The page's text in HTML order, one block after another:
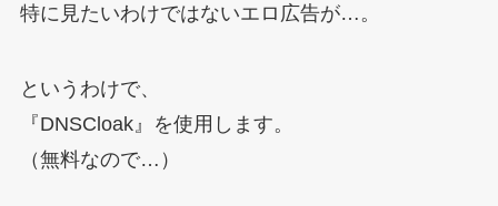
特に見たいわけではないエロ広告が…。
というわけで、
『DNSCloak』を使用します。
（無料なので…）